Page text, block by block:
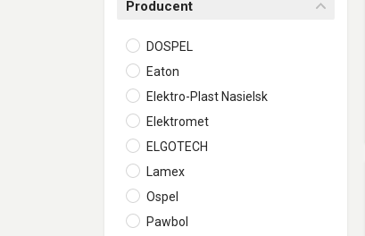
Producent
DOSPEL
Eaton
Elektro-Plast Nasielsk
Elektromet
ELGOTECH
Lamex
Ospel
Pawbol